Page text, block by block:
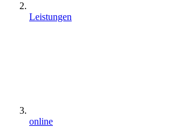
Leistungen
online